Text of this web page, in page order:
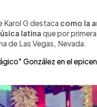
Karol G destaca como la
latina que por
de Las Vegas, Nevada.
González en el